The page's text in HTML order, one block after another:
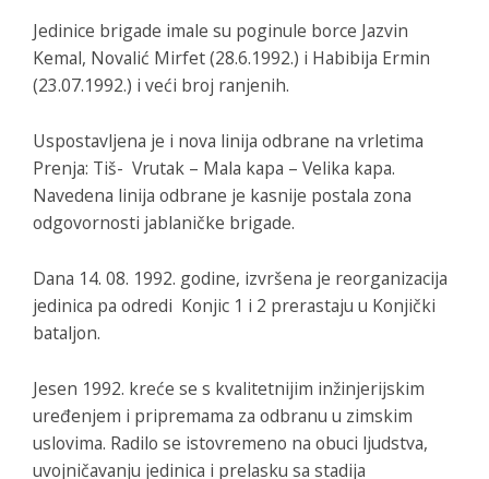
Jedinice brigade imale su poginule borce Jazvin
Kemal, Novalić Mirfet (28.6.1992.) i Habibija Ermin
(23.07.1992.) i veći broj ranjenih.
Uspostavljena je i nova linija odbrane na vrletima
Prenja: Tiš- Vrutak – Mala kapa – Velika kapa.
Navedena linija odbrane je kasnije postala zona
odgovornosti jablaničke brigade.
Dana 14. 08. 1992. godine, izvršena je reorganizacija
jedinica pa odredi Konjic 1 i 2 prerastaju u Konjički
bataljon.
Jesen 1992. kreće se s kvalitetnijim inžinjerijskim
uređenjem i pripremama za odbranu u zimskim
uslovima. Radilo se istovremeno na obuci ljudstva,
uvojničavanju jedinica i prelasku sa stadija